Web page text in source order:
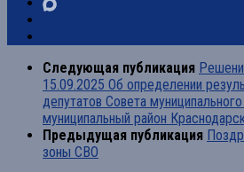
Следующая публикация
15.09.2025 Об определении
депутатов Совета
муниципальный район
Предыдущая публикация
зоны СВО